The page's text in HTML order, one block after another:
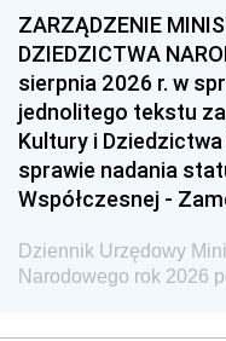
ZARZĄDZENIE
DZIEDZICTWA
sierpnia 2026 r. w
jednolitego tekstu
Kultury i
sprawie nadania
Współczesnej -
Dziennik Urzędowy
Narodowego rok 2026